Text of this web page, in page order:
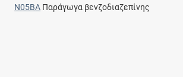
N05BA Παράγωγα βενζοδιαζεπίνης